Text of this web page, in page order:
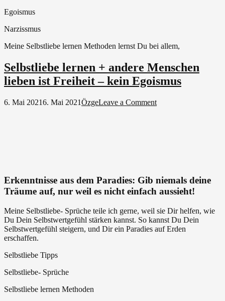
Egoismus
Narzissmus
Meine Selbstliebe lernen Methoden lernst Du bei allem,
Selbstliebe lernen + andere Menschen
lieben ist Freiheit – kein Egoismus
6. Mai 20216. Mai 2021ÖzgeLeave a Commenton
–
kein
Erkenntnisse aus dem Paradies: Gib niemals deine
Träume auf, nur weil es nicht einfach aussieht!
Meine Selbstliebe- Sprüche teile ich gerne, weil sie Dir helfen, wie
Du Dein Selbstwertgefühl stärken kannst. So kannst Du Dein
Selbstwertgefühl steigern, und Dir ein Paradies auf Erden
erschaffen.
Selbstliebe Tipps
Selbstliebe- Sprüche
Selbstliebe lernen Methoden